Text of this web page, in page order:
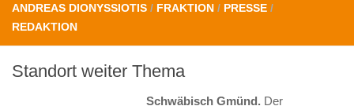
ANDREAS DIONYSSIOTIS / FRAKTION / PRESSE /
REDAKTION
Standort weiter Thema
Schwäbisch Gmünd. Der